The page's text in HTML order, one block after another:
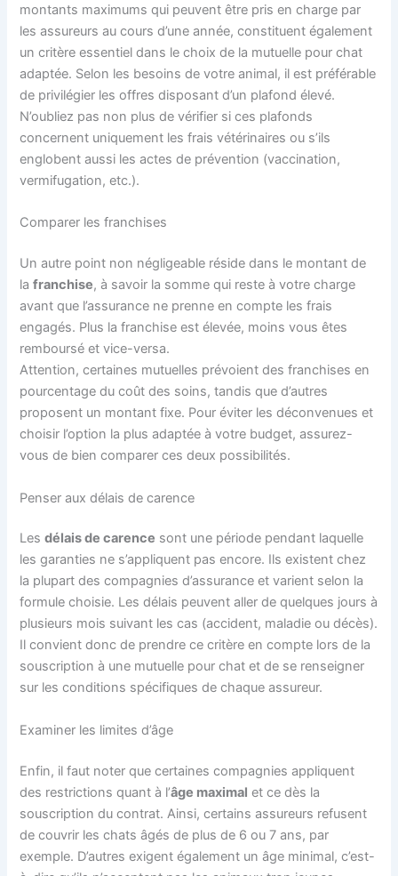
montants maximums qui peuvent être pris en charge par
les assureurs au cours d’une année, constituent également
un critère essentiel dans le choix de la mutuelle pour chat
adaptée. Selon les besoins de votre animal, il est préférable
de privilégier les offres disposant d’un plafond élevé.
N’oubliez pas non plus de vérifier si ces plafonds
concernent uniquement les frais vétérinaires ou s’ils
englobent aussi les actes de prévention (vaccination,
vermifugation, etc.).
Comparer les franchises
Un autre point non négligeable réside dans le montant de
lafranchise, à savoir la somme qui reste à votre charge
avant que l’assurance ne prenne en compte les frais
engagés. Plus la franchise est élevée, moins vous êtes
remboursé et vice-versa.
Attention, certaines mutuelles prévoient des franchises en
pourcentage du coût des soins, tandis que d’autres
proposent un montant fixe. Pour éviter les déconvenues et
choisir l’option la plus adaptée à votre budget, assurez-
vous de bien comparer ces deux possibilités.
Penser aux délais de carence
Lesdélais de carence sont une période pendant laquelle
les garanties ne s’appliquent pas encore. Ils existent chez
la plupart des compagnies d’assurance et varient selon la
formule choisie. Les délais peuvent aller de quelques jours à
plusieurs mois suivant les cas (accident, maladie ou décès).
Il convient donc de prendre ce critère en compte lors de la
souscription à une mutuelle pour chat et de se renseigner
sur les conditions spécifiques de chaque assureur.
Examiner les limites d’âge
Enfin, il faut noter que certaines compagnies appliquent
des restrictions quant à l’âge maximal et ce dès la
souscription du contrat. Ainsi, certains assureurs refusent
de couvrir les chats âgés de plus de 6 ou 7 ans, par
exemple. D’autres exigent également un âge minimal, c’est-